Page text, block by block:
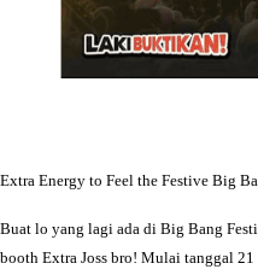
Extra Energy to Feel the Festive Big
Buat lo yang lagi ada di Big Bang
booth Extra Joss bro! Mulai tanggal